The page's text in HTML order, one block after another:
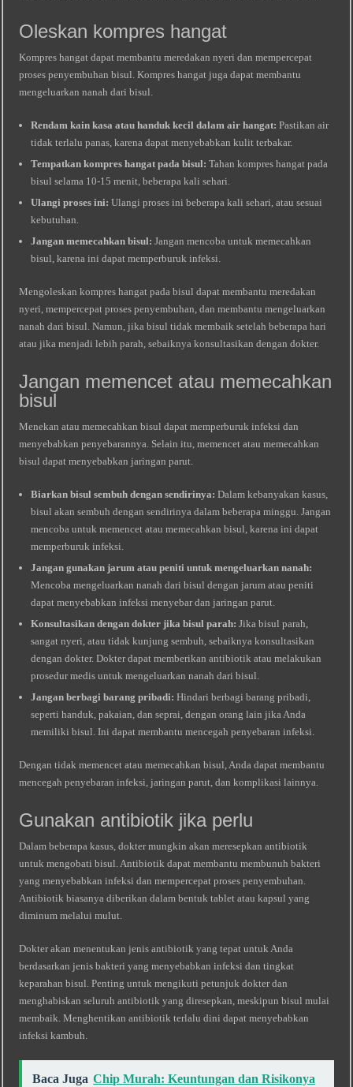
Oleskan kompres hangat
Kompres hangat dapat membantu meredakan nyeri dan mempercepat
proses penyembuhan bisul. Kompres hangat juga dapat membantu
mengeluarkan nanah dari bisul.
Rendam kain kasa atau handuk kecil dalam air hangat: Pastikan air
tidak terlalu panas, karena dapat menyebabkan kulit terbakar.
Tempatkan kompres hangat pada bisul: Tahan kompres hangat pada
bisul selama 10-15 menit, beberapa kali sehari.
Ulangi proses ini: Ulangi proses ini beberapa kali sehari, atau sesuai
kebutuhan.
Jangan memecahkan bisul: Jangan mencoba untuk memecahkan
bisul, karena ini dapat memperburuk infeksi.
Mengoleskan kompres hangat pada bisul dapat membantu meredakan
nyeri, mempercepat proses penyembuhan, dan membantu mengeluarkan
nanah dari bisul. Namun, jika bisul tidak membaik setelah beberapa hari
atau jika menjadi lebih parah, sebaiknya konsultasikan dengan dokter.
Jangan memencet atau memecahkan
bisul
Menekan atau memecahkan bisul dapat memperburuk infeksi dan
menyebabkan penyebarannya. Selain itu, memencet atau memecahkan
bisul dapat menyebabkan jaringan parut.
Biarkan bisul sembuh dengan sendirinya: Dalam kebanyakan kasus,
bisul akan sembuh dengan sendirinya dalam beberapa minggu. Jangan
mencoba untuk memencet atau memecahkan bisul, karena ini dapat
memperburuk infeksi.
Jangan gunakan jarum atau peniti untuk mengeluarkan nanah:
Mencoba mengeluarkan nanah dari bisul dengan jarum atau peniti
dapat menyebabkan infeksi menyebar dan jaringan parut.
Konsultasikan dengan dokter jika bisul parah: Jika bisul parah,
sangat nyeri, atau tidak kunjung sembuh, sebaiknya konsultasikan
dengan dokter. Dokter dapat memberikan antibiotik atau melakukan
prosedur medis untuk mengeluarkan nanah dari bisul.
Jangan berbagi barang pribadi: Hindari berbagi barang pribadi,
seperti handuk, pakaian, dan seprai, dengan orang lain jika Anda
memiliki bisul. Ini dapat membantu mencegah penyebaran infeksi.
Dengan tidak memencet atau memecahkan bisul, Anda dapat membantu
mencegah penyebaran infeksi, jaringan parut, dan komplikasi lainnya.
Gunakan antibiotik jika perlu
Dalam beberapa kasus, dokter mungkin akan meresepkan antibiotik
untuk mengobati bisul. Antibiotik dapat membantu membunuh bakteri
yang menyebabkan infeksi dan mempercepat proses penyembuhan.
Antibiotik biasanya diberikan dalam bentuk tablet atau kapsul yang
diminum melalui mulut.
Dokter akan menentukan jenis antibiotik yang tepat untuk Anda
berdasarkan jenis bakteri yang menyebabkan infeksi dan tingkat
keparahan bisul. Penting untuk mengikuti petunjuk dokter dan
menghabiskan seluruh antibiotik yang diresepkan, meskipun bisul mulai
membaik. Menghentikan antibiotik terlalu dini dapat menyebabkan
infeksi kambuh.
Baca Juga Chip Murah: Keuntungan dan Risikonya